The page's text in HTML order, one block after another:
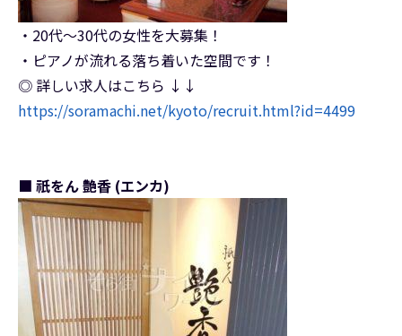
・20代～30代の女性を大募集！
・ピアノが流れる落ち着いた空間です！
◎ 詳しい求人はこちら ↓↓
https://soramachi.net/kyoto/recruit.html?id=4499
■ 祇をん 艶香 (エンカ)